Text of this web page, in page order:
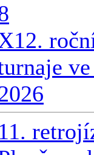
12.
11.